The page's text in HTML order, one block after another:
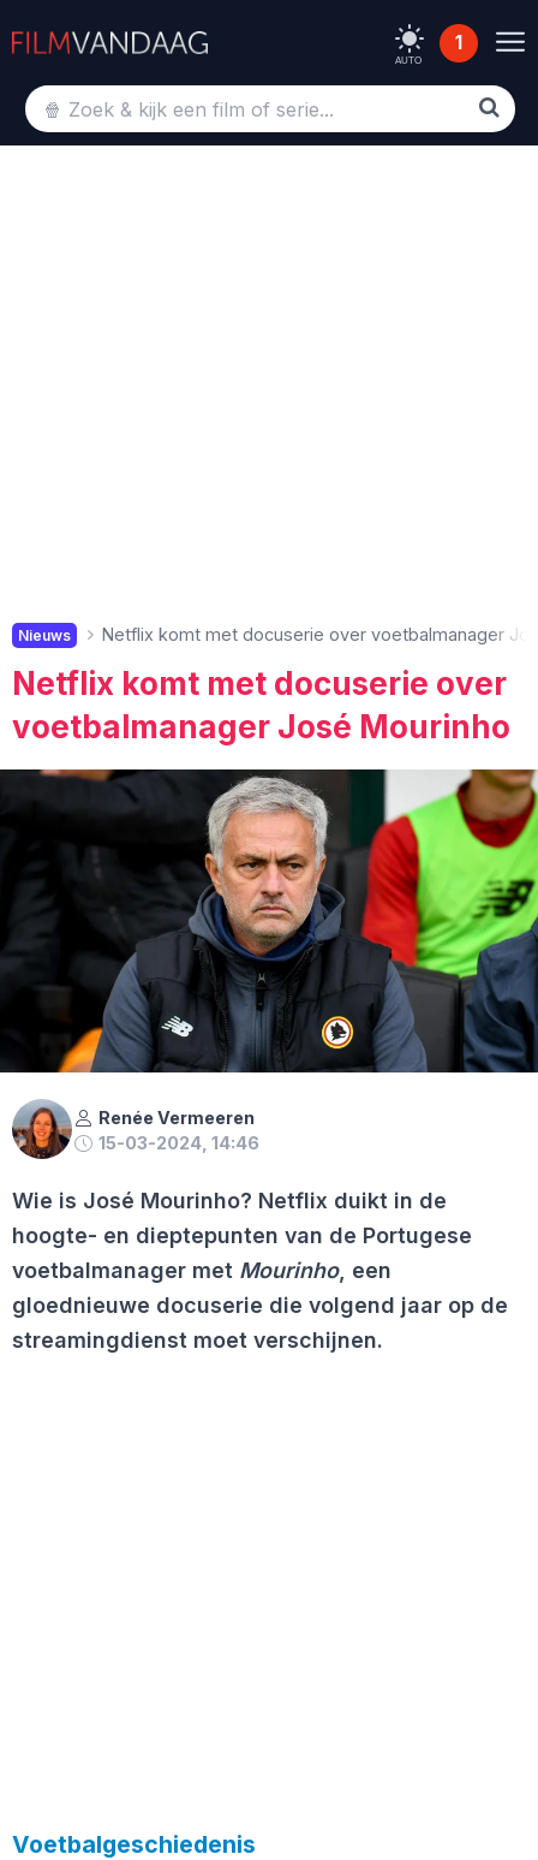
AUTO
1
Nieuws Netflix komt met docuserie over voetbalmanager
Netflix komt met docuserie over
voetbalmanager José Mourinho
Renée Vermeeren
15-03-2024, 14:46
Wie is José Mourinho? Netflix duikt in de
hoogte- en dieptepunten van de Portugese
voetbalmanager met Mourinho, een
gloednieuwe docuserie die volgend jaar op de
streamingdienst moet verschijnen.
Voetbalgeschiedenis